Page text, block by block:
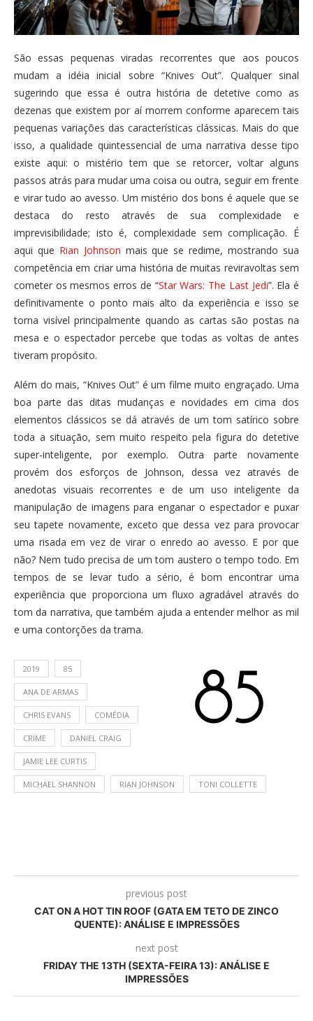
São essas pequenas viradas recorrentes que aos poucos
mudam a idéia inicial sobre “Knives Out”. Qualquer sinal
sugerindo que essa é outra história de detetive como as
dezenas que existem por aí morrem conforme aparecem tais
pequenas variações das características clássicas. Mais do que
isso, a qualidade quintessencial de uma narrativa desse tipo
existe aqui: o mistério tem que se retorcer, voltar alguns
passos atrás para mudar uma coisa ou outra, seguir em frente
e virar tudo ao avesso. Um mistério dos bons é aquele que se
destaca do resto através de sua complexidade e
imprevisibilidade; isto é, complexidade sem complicação. É
aqui que Rian Johnson mais que se redime, mostrando sua
competência em criar uma história de muitas reviravoltas sem
cometer os mesmos erros de “Star Wars: The Last Jedi”. Ela é
definitivamente o ponto mais alto da experiência e isso se
torna visível principalmente quando as cartas são postas na
mesa e o espectador percebe que todas as voltas de antes
tiveram propósito.
Além do mais, “Knives Out” é um filme muito engraçado. Uma
boa parte das ditas mudanças e novidades em cima dos
elementos clássicos se dá através de um tom satírico sobre
toda a situação, sem muito respeito pela figura do detetive
super-inteligente, por exemplo. Outra parte novamente
provém dos esforços de Johnson, dessa vez através de
anedotas visuais recorrentes e de um uso inteligente da
manipulação de imagens para enganar o espectador e puxar
seu tapete novamente, exceto que dessa vez para provocar
uma risada em vez de virar o enredo ao avesso. E por que
não? Nem tudo precisa de um tom austero o tempo todo. Em
tempos de se levar tudo a sério, é bom encontrar uma
experiência que proporciona um fluxo agradável através do
tom da narrativa, que também ajuda a entender melhor as mil
e uma contorções da trama.
2019 85
ANA DE ARMAS
CHRIS EVANS COMÉDIA
CRIME DANIEL CRAIG
JAMIE LEE CURTIS
MICHAEL SHANNON RIAN JOHNSON TONI COLLETTE
previous post
CAT ON A HOT TIN ROOF (GATA EM TETO DE ZINCO
QUENTE): ANÁLISE E IMPRESSÕES
next post
FRIDAY THE 13TH (SEXTA-FEIRA 13): ANÁLISE E
IMPRESSÕES